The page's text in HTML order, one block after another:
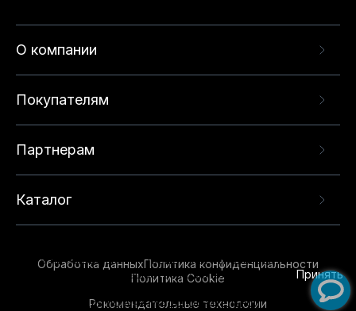
О компании
Покупателям
Партнерам
Каталог
Обработка данныхПолитика конфиденциальности
Политика Cookie
Рекомендательные технологии
опыта на нашем сайте. Продолжая использовать
данный сайт, вы соглашаетесь с использованием
технологий. Для получения дополнительной
Принять